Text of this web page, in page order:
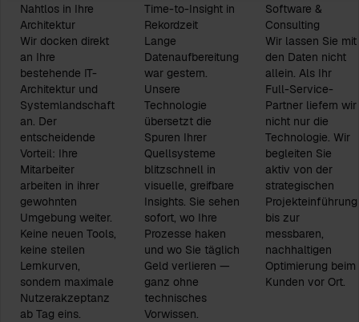
Nahtlos in Ihre
Architektur
Wir docken direkt
an Ihre
bestehende IT-
Architektur und
Systemlandschaft
an. Der
entscheidende
Vorteil: Ihre
Mitarbeiter
arbeiten in ihrer
gewohnten
Umgebung weiter.
Keine neuen Tools,
keine steilen
Lernkurven,
sondern maximale
Nutzerakzeptanz
ab Tag eins.
Time-to-Insight in
Rekordzeit
Lange
Datenaufbereitung
war gestern.
Unsere
Technologie
übersetzt die
Spuren Ihrer
Quellsysteme
blitzschnell in
visuelle, greifbare
Insights. Sie sehen
sofort, wo Ihre
Prozesse haken
und wo Sie täglich
Geld verlieren —
ganz ohne
technisches
Vorwissen.
Software &
Consulting
Wir lassen Sie mit
den Daten nicht
allein. Als Ihr
Full-Service-
Partner liefern wir
nicht nur die
Technologie. Wir
begleiten Sie
aktiv von der
strategischen
Projekteinführung
bis zur
messbaren,
nachhaltigen
Optimierung beim
Kunden vor Ort.